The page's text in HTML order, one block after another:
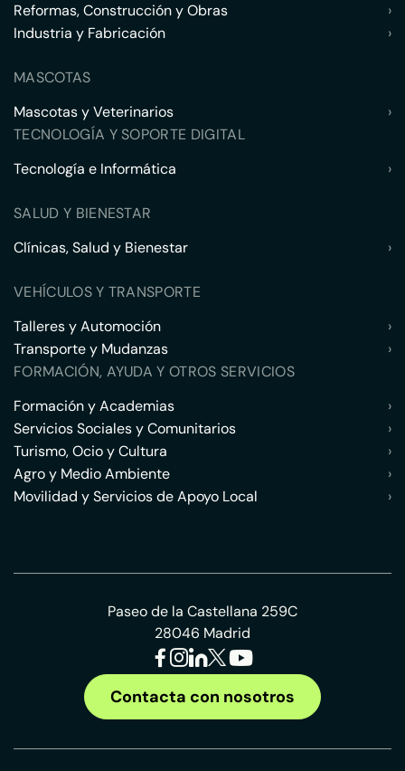
Reformas, Construcción y Obras
›
Industria y Fabricación
›
MASCOTAS
Mascotas y Veterinarios
›
TECNOLOGÍA Y SOPORTE DIGITAL
Tecnología e Informática
›
SALUD Y BIENESTAR
Clínicas, Salud y Bienestar
›
VEHÍCULOS Y TRANSPORTE
Talleres y Automoción
›
Transporte y Mudanzas
›
FORMACIÓN, AYUDA Y OTROS SERVICIOS
Formación y Academias
›
Servicios Sociales y Comunitarios
›
Turismo, Ocio y Cultura
›
Agro y Medio Ambiente
›
Movilidad y Servicios de Apoyo Local
›
Paseo de la Castellana 259C
28046 Madrid
Contacta con nosotros